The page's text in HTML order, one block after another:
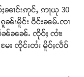
ၼၢင်းဢုင်ႇ ဢႃယု 30
ၵူၼ်းမိူင်း ဝဵင်းၼမ်ႉၸၢ
ၼ်ၼၼ်ႉ ၸိုဝ်ႈ ၸၢႆး
ႄး ၸိုင်းတႆး မိူဝ်ႈလဵဝ်